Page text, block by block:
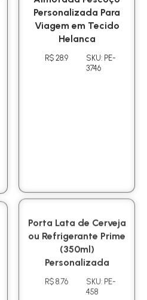
Personalizada Para
Viagem em Tecido
Helanca
R$ 28.9
SKU: PE-
3746
Porta Lata de Cerveja
ou Refrigerante Prime
(350ml)
Personalizada
R$ 8.76
SKU: PE-